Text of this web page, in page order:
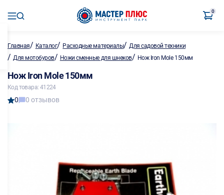
0
Главная/ Каталог/ Расходные материалы/Для садовой техники
/ Для мотобуров/ Ножи сменные для шнеков/ Нож Iron Mole 150мм
Нож Iron Mole 150мм
Код товара: 41224
0 0 отзывов